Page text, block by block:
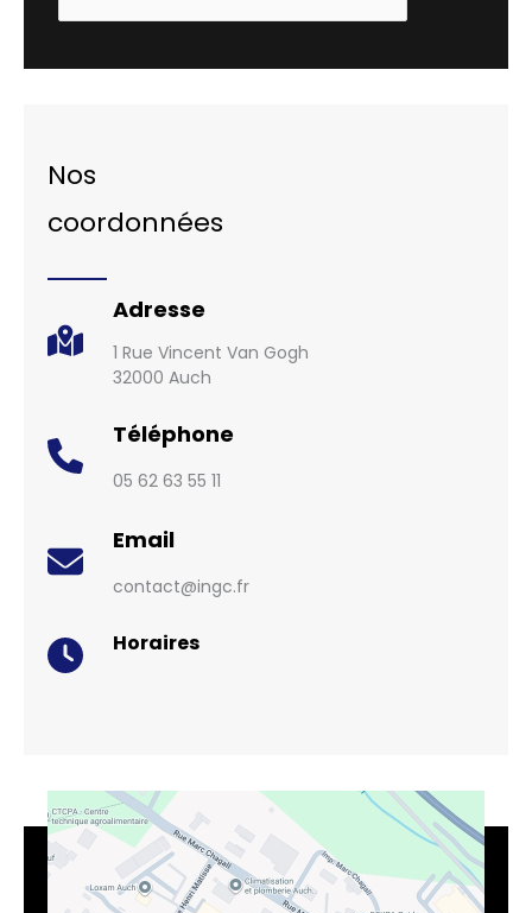
Nos
coordonnées
Adresse
1 Rue Vincent Van Gogh
32000 Auch
Téléphone
05 62 63 55 11
Email
contact@ingc.fr
Horaires